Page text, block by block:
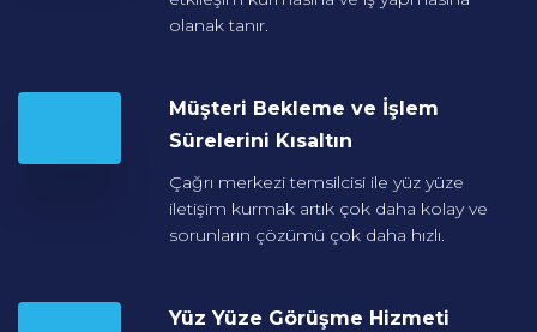
olanak tanır.
Müşteri Bekleme ve İşlem
Sürelerini Kısaltın
Çağrı merkezi temsilcisi ile yüz yüze
iletişim kurmak artık çok daha kolay ve
sorunların çözümü çok daha hızlı.
Yüz Yüze Görüşme Hizmeti